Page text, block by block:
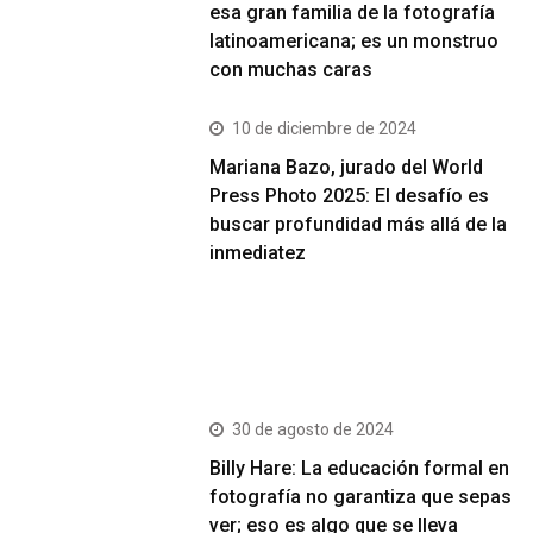
esa gran familia de la fotografía
latinoamericana; es un monstruo
con muchas caras
10 de diciembre de 2024
Mariana Bazo, jurado del World
Press Photo 2025: El desafío es
buscar profundidad más allá de la
inmediatez
30 de agosto de 2024
Billy Hare: La educación formal en
fotografía no garantiza que sepas
ver; eso es algo que se lleva